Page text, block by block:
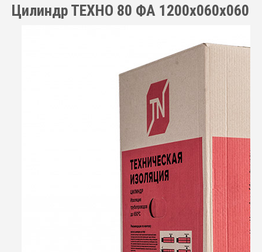
Цилиндр ТЕХНО 80 ФА 1200x060x060